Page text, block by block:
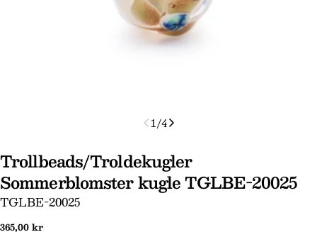
1/4
Trollbeads/Troldekugler
Sommerblomster kugle TGLBE-20025
SKU:
TGLBE-20025
Normal
365,00 kr
Stil et spørgsmål